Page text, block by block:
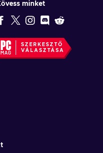
minket
SZERKESZTŐ
VÁLASZTÁSA